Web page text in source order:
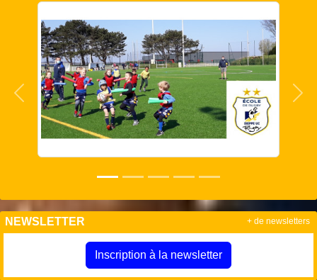
Précedent
NEWSLETTER
Inscription à la newsletter
+ de newsletters